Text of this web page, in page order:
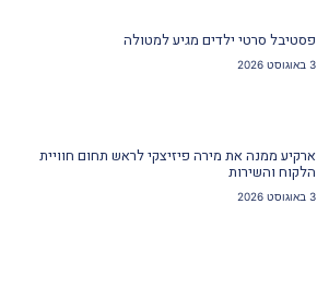
פסטיבל סרטי ילדים מגיע למטולה
3 באוגוסט 2026
ארקיע ממנה את מירה פיזיצקי לראש תחום חוויית
הלקוח והשירות
3 באוגוסט 2026